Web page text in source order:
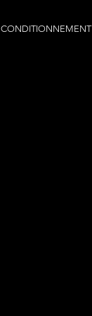
CONDITIONNEMENT